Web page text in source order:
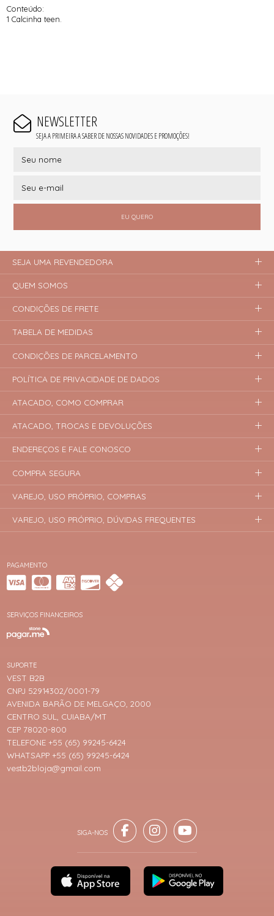
Conteúdo:
1 Calcinha teen.
NEWSLETTER
SEJA A PRIMEIRA A SABER DE NOSSAS NOVIDADES E PROMOÇÕES!
EU QUERO
PAGAMENTO
SERVIÇOS FINANCEIROS
SUPORTE
VEST B2B
CNPJ 52914302/0001-79
AVENIDA BARÃO DE MELGAÇO, 2000
CENTRO SUL, CUIABA/MT
CEP 78020-800
TELEFONE +55 (65) 99245-6424
WHATSAPP +55 (65) 99245-6424
vestb2bloja@gmail.com
SEJA UMA REVENDEDORA
QUEM SOMOS
CONDIÇÕES DE FRETE
TABELA DE MEDIDAS
CONDIÇÕES DE PARCELAMENTO
POLÍTICA DE PRIVACIDADE DE DADOS
ATACADO, COMO COMPRAR
ATACADO, TROCAS E DEVOLUÇÕES
ENDEREÇOS E FALE CONOSCO
COMPRA SEGURA
VAREJO, USO PRÓPRIO, COMPRAS
VAREJO, USO PRÓPRIO, DÚVIDAS FREQUENTES